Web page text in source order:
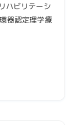
ハビリテーシ
器認定理学療